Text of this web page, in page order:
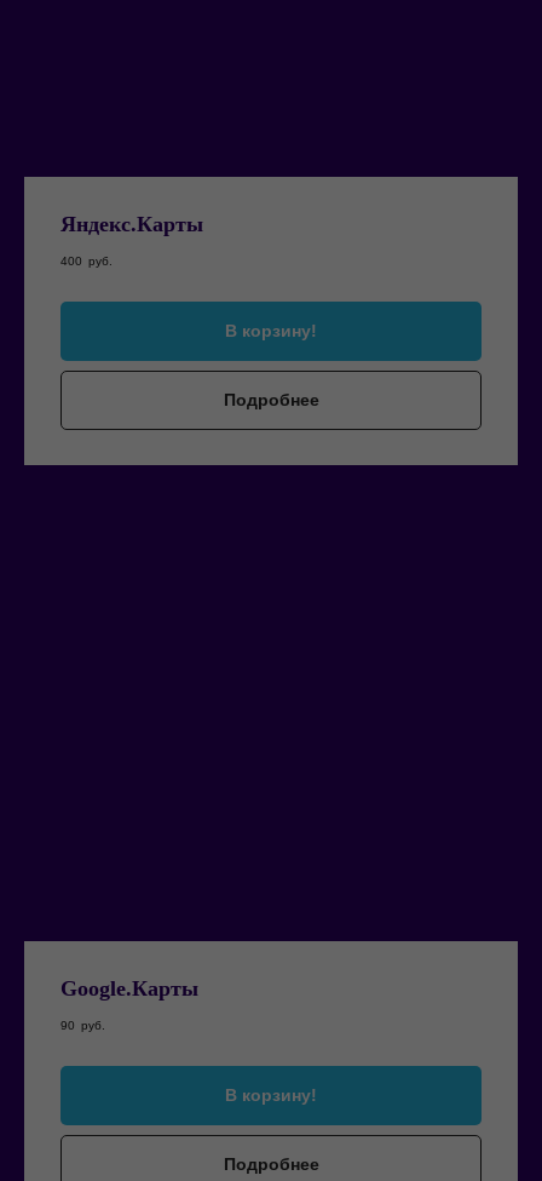
Яндекс.Карты
400 руб.
В корзину!
Подробнее
Google.Карты
90 руб.
В корзину!
Подробнее